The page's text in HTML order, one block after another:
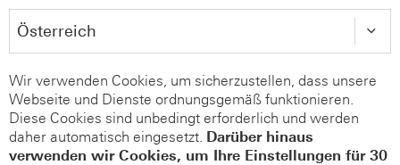
Wir verwenden Cookies, um sicherzustellen, dass unsere
Webseite und Dienste ordnungsgemäß funktionieren.
Diese Cookies sind unbedingt erforderlich und werden
daher automatisch eingesetzt. Darüber hinaus
verwenden wir Cookies, um Ihre Einstellungen für 30